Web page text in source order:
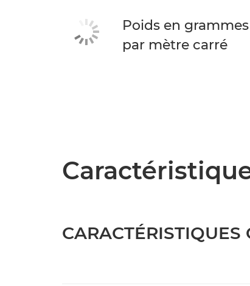
Poids en grammes
par mètre carré
CARACTÉRISTIQUES